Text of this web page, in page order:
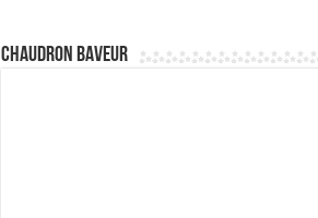
Chaudron Baveur